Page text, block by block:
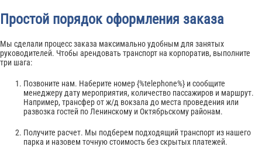
Простой порядок оформления заказа
Мы сделали процесс заказа максимально удобным для занятых
руководителей. Чтобы арендовать транспорт на корпоратив, выполните
три шага:
Позвоните нам. Наберите номер {%telephone%} и сообщите
менеджеру дату мероприятия, количество пассажиров и маршрут.
Например, трансфер от ж/д вокзала до места проведения или
развозка гостей по Ленинскому и Октябрьскому районам.
Получите расчет. Мы подберем подходящий транспорт из нашего
парка и назовем точную стоимость без скрытых платежей.